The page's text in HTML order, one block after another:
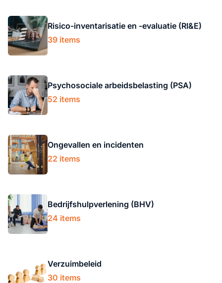
Risico-inventarisatie en -evaluatie (RI&E)
39 items
Psychosociale arbeidsbelasting (PSA)
52 items
Ongevallen en incidenten
22 items
Bedrijfshulpverlening (BHV)
24 items
Verzuimbeleid
30 items